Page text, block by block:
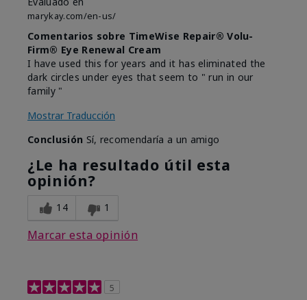
marykay.com/en-us/
Comentarios sobre TimeWise Repair® Volu-
Firm® Eye Renewal Cream
I have used this for years and it has eliminated the
dark circles under eyes that seem to " run in our
family "
Mostrar Traducción
Conclusión Sí, recomendaría a un amigo
¿Le ha resultado útil esta
opinión?
14 1
Marcar esta opinión
5